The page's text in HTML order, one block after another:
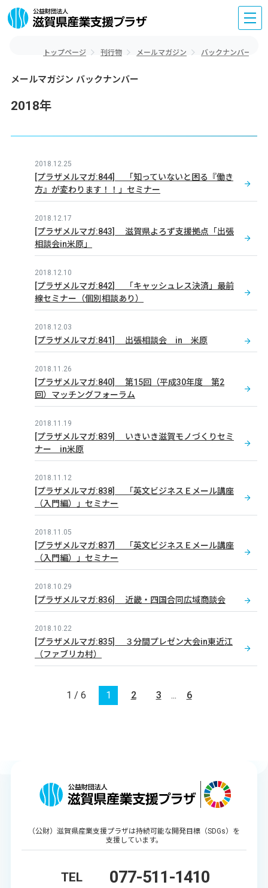
トップページ 刊行物 メールマガジン バックナンバー
メールマガジン バックナンバー
2018年
2018.12.25
[プラザメルマガ:844] 「知っていないと困る『働き
方』が変わります！！」セミナー
2018.12.17
[プラザメルマガ:843] 滋賀県よろず支援拠点「出張
相談会in米原」
2018.12.10
[プラザメルマガ:842] 「キャッシュレス決済」最前
線セミナー（個別相談あり）
2018.12.03
[プラザメルマガ:841] 出張相談会 in 米原
2018.11.26
[プラザメルマガ:840] 第15回（平成30年度 第2
回）マッチングフォーラム
2018.11.19
[プラザメルマガ:839] いきいき滋賀モノづくりセミ
ナー in米原
2018.11.12
[プラザメルマガ:838] 「英文ビジネスＥメール講座
（入門編）」セミナー
2018.11.05
[プラザメルマガ:837] 「英文ビジネスＥメール講座
（入門編）」セミナー
2018.10.29
[プラザメルマガ:836] 近畿・四国合同広域商談会
2018.10.22
[プラザメルマガ:835] ３分間プレゼン大会in東近江
（ファブリカ村）
1 / 6 1 2 3 ... 6
（公財）滋賀県産業支援プラザは持続可能な開発目標（SDGs）を
支援しています。
TEL 077-511-1410